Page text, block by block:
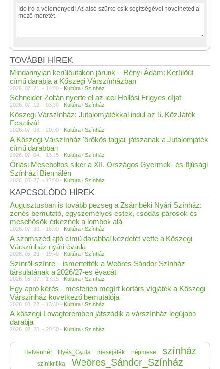
TOVÁBBI HÍREK
Mindannyian kerülőutakon járunk – Rényi Ádám: Kerülőút
című darabja a Kőszegi Várszínházban
2026. 07. 21. - 14:00 - Kultúra / Színház
Schneider Zoltán nyerte el az idei Hollósi Frigyes-díjat
2026. 07. 12. - 03:30 - Kultúra / Színház
Kőszegi Várszínház: Jutalomjátékkal indul az 5. KözJáték
Fesztivál
2026. 07. 08. - 20:00 - Kultúra / Színház
A Kőszegi Várszínház 'örökös tagjai' játszanak a Jutalomjáték
című darabban
2026. 07. 04. - 13:15 - Kultúra / Színház
Óriási Meseboltos siker a XII. Országos Gyermek- és Ifjúsági
Színházi Biennálén
2026. 05. 27. - 17:00 - Kultúra / Színház
KAPCSOLÓDÓ HÍREK
Augusztusban is tovább pezseg a Zsámbéki Nyári Színház:
zenés bemutató, egyszemélyes estek, csodás párosok és
mesehősök érkeznek a lombok alá
2026. 07. 30. - 15:00 - Kultúra / Színház
A szomszéd ajtó című darabbal kezdetét vette a Kőszegi
Várszínház nyári évada
2026. 05. 29. - 19:40 - Kultúra / Színház
Színről-színre – ismertették a Weöres Sándor Színház
társulatának a 2026/27-es évadát
2026. 05. 07. - 17:15 - Kultúra / Színház
Egy apró kérés - mesterien megírt kortárs vígjáték a Kőszegi
Várszínház következő bemutatója
2026. 03. 22. - 13:30 - Kultúra / Színház
A kőszegi Lovagteremben játszódik a várszínház legújabb
darabja
2026. 02. 23. - 20:50 - Kultúra / Színház
Hetvenhét Illyés_Gyula mesejáték népmese színház
színikritika Weöres_Sándor_Színház